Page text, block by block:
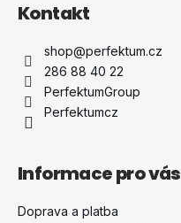
Kontakt
shop@perfektum.cz
286 88 40 22
PerfektumGroup
Perfektumcz
Informace pro vás
Doprava a platba